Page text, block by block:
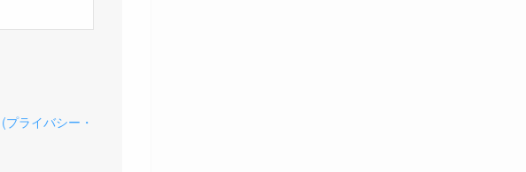
(プライバシー・